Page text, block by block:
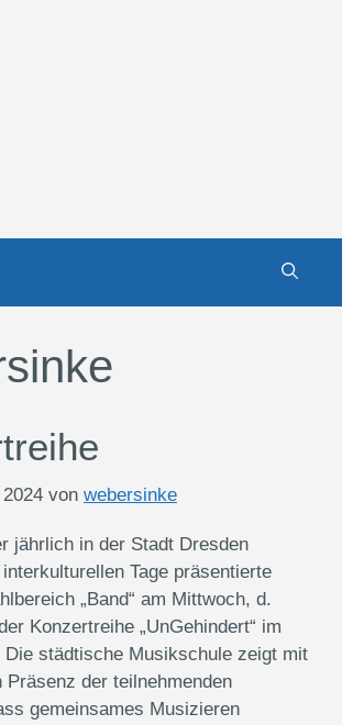
von webersinke
jährlich in der Stadt Dresden
Tage präsentierte
„Band“ am Mittwoch, d.
Konzertreihe „UnGehindert“ im
Die städtische Musikschule zeigt mit
Präsenz der teilnehmenden
gemeinsames Musizieren